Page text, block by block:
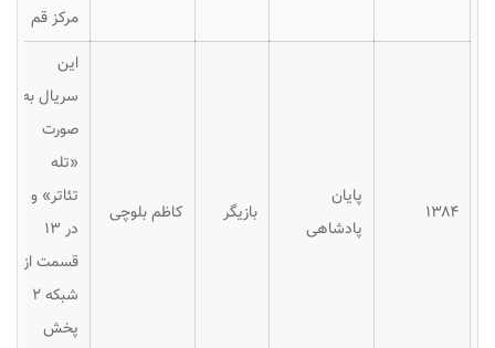
مرکز قم
۱۳۸۴
پایان
پادشاهی
بازیگر کاظم بلوچی
این
سریال به
صورت
«تله
تئاتر» و
در ۱۳
قسمت از
شبکه ۲
پخش